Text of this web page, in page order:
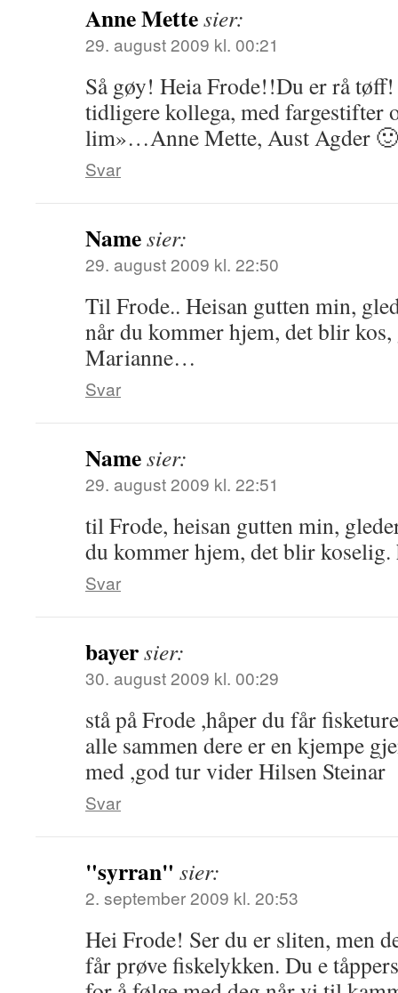
Anne Mettesier:
29. august 2009 kl. 00:21
Så gøy! Heia Frode!!Du er rå
tidligere kollega, med fargestifter
lim»…Anne Mette, Aust Agder 🙂
Svar
Namesier:
29. august 2009 kl. 22:50
Til Frode.. Heisan gutten min,
når du kommer hjem, det blir
Marianne…
Svar
Namesier:
29. august 2009 kl. 22:51
til Frode, heisan gutten min,
du kommer hjem, det blir
Svar
bayersier:
30. august 2009 kl. 00:29
stå på Frode ,håper du får
alle sammen dere er en kjempe
med ,god tur vider Hilsen Steinar
Svar
"syrran" sier:
2. september 2009 kl. 20:53
Hei Frode! Ser du er sliten, men
får prøve fiskelykken. Du e